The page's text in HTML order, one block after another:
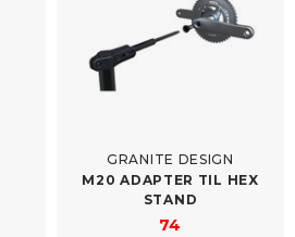
GRANITE DESIGN
M20 ADAPTER TIL HEX
STAND
74